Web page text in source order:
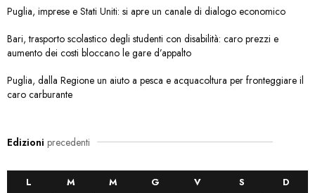
Puglia, imprese e Stati Uniti: si apre un canale di dialogo economico
Bari, trasporto scolastico degli studenti con disabilità: caro prezzi e
aumento dei costi bloccano le gare d’appalto
Puglia, dalla Regione un aiuto a pesca e acquacoltura per fronteggiare il
caro carburante
Edizioni precedenti
L M M G V S
D